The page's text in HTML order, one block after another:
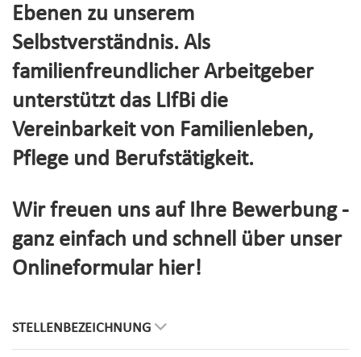
Ebenen zu unserem
Selbstverständnis. Als
familienfreundlicher Arbeitgeber
unterstützt das LIfBi die
Vereinbarkeit von Familienleben,
Pflege und Berufstätigkeit.
Wir freuen uns auf Ihre Bewerbung -
ganz einfach und schnell über unser
Onlineformular hier!
STELLENBEZEICHNUNG